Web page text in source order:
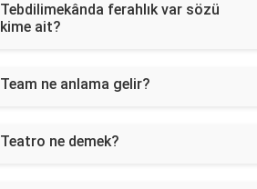
Tebdilimekânda ferahlık var sözü
kime ait?
Team ne anlama gelir?
Teatro ne demek?